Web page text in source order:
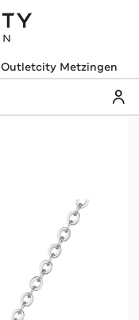
Outletcity Metzingen